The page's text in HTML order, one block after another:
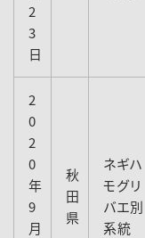
2
3
日
2
0
2
0
年
9
月
秋
田
県
ネギハ
モグリ
バエ別
系統